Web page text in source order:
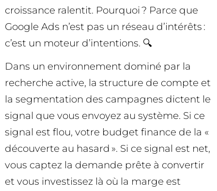
croissance ralentit. Pourquoi ? Parce que
Google Ads n’est pas un réseau d’intérêts :
c’est un moteur d’intentions. 🔍
Dans un environnement dominé par la
recherche active, la structure de compte et
la segmentation des campagnes dictent le
signal que vous envoyez au système. Si ce
signal est flou, votre budget finance de la «
découverte au hasard ». Si ce signal est net,
vous captez la demande prête à convertir
et vous investissez là où la marge est